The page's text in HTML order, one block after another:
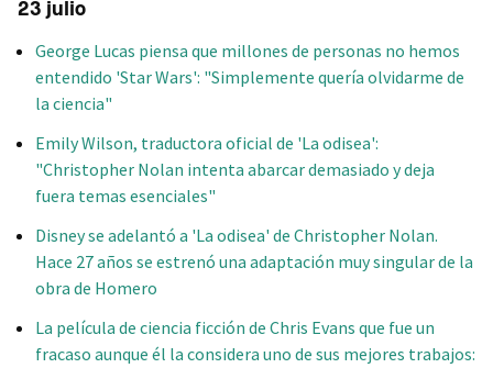
23 julio
George Lucas piensa que millones de personas no hemos
entendido 'Star Wars': "Simplemente quería olvidarme de
la ciencia"
Emily Wilson, traductora oficial de 'La odisea':
"Christopher Nolan intenta abarcar demasiado y deja
fuera temas esenciales"
Disney se adelantó a 'La odisea' de Christopher Nolan.
Hace 27 años se estrenó una adaptación muy singular de la
obra de Homero
La película de ciencia ficción de Chris Evans que fue un
fracaso aunque él la considera uno de sus mejores trabajos: